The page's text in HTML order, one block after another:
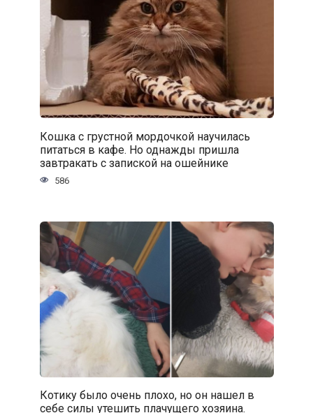
Кошка с грустной мордочкой научилась
питаться в кафе. Но однажды пришла
завтракать с запиской на ошейнике
586
Котику было очень плохо, но он нашел в
себе силы утешить плачущего хозяина.